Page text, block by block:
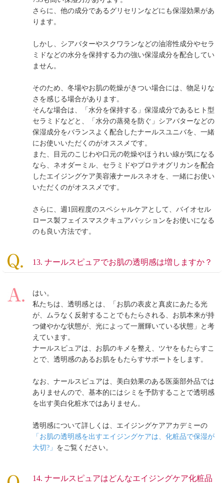
さらに、他の成分であるグリセリンなどにも保湿効果があ
ります。
しかし、シアバターやスクワランなどの油溶性成分やセラ
ミドなどの水分を保持する力の強い保湿成分を配合してい
ません。
そのため、冬場やお肌の乾燥がきつい場合には、物足りな
さを感じる場合があります。
そんな場合は、「水分を保持する」保湿成分であるヒト型
セラミドなどと、「水分の蒸発を防ぐ」シアバターなどの
保湿成分をバランスよく配合したナールスユニバを、一緒
にお使いいただくのがオススメです。
また、目元のこじわや口元の乾燥やほうれい線が気になる
なら、ネオダーミル、セラミドやプロテオグリカンを配合
したエイジングケア美容液ナールスネオを、一緒にお使い
いただくのがオススメです。
さらに、週1回程度のスペシャルケアとして、バイオセル
ロース製フェイスマスクキュアパッションをお使いになる
のも良い方法です。
13. ナールスピュアでお肌の透明感は増しますか？
はい。
私たちは、透明感とは、「お肌の表皮と真皮にあたる光
が、ムラなく反射することでもたらされる、お肌本来が持
つ健やかな状態が、光によって一層輝いている状態」と考
えています。
ナールスピュアは、お肌のキメを整え、ツヤをもたらすこ
とで、透明感のあるお肌をもたらすサポートをします。
なお、ナールスピュアは、美白効果のある医薬部外品では
ありませんので、基本的にはシミを予防することで透明感
を出す美白化粧水ではありません。
透明感について詳しくは、エイジングケアアカデミーの
「お肌の透明感を出すエイジングケアは、化粧品で保湿が
大切?」 をご覧ください。
14. ナールスピュアはどんなエイジングケア化粧品